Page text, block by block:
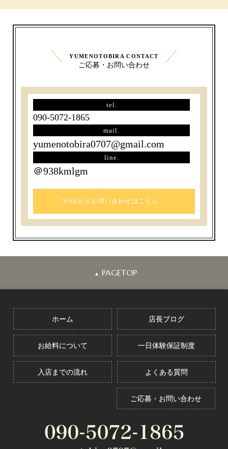
YUMENOTOBIRA CONTACT
ご応募・お問い合わせ
tel.
090-5072-1865
mail.
yumenotobira0707@gmail.com
line.
＠938kmlgm
WEBからお問い合わせはこちら！
▲ PAGETOP
ホーム 店長ブログ
お給料について 一日体験保証制度
入店までの流れ よくある質問
ご応募・お問い合わせ